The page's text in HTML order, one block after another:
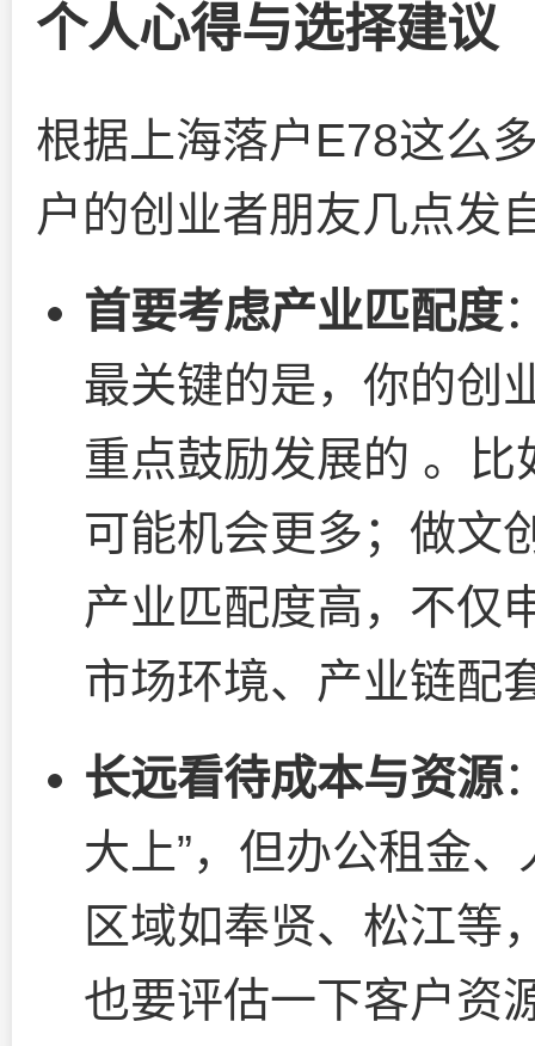
个人心得与选择建议
根据上海落户E78这么
户的创业者朋友几点发
首要考虑产业匹配度
最关键的是，你的创
重点鼓励发展的 。
可能机会更多；做文
产业匹配度高，不仅
市场环境、产业链配
长远看待成本与资源
大上”，但办公租金
区域如奉贤、松江等
也要评估一下客户资